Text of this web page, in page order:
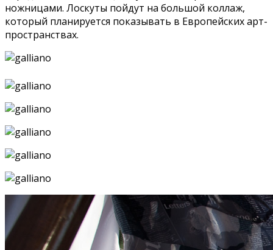
ножницами. Лоскуты пойдут на большой коллаж,
который планируется показывать в Европейских арт-
пространствах.